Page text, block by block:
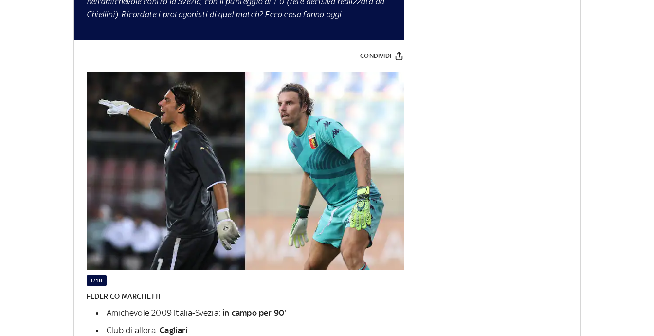
Chiellini). Ricordate i protagonisti di quel match? Ecco cosa fanno oggi
CONDIVIDI
1/18
FEDERICO MARCHETTI
Amichevole 2009 Italia-Svezia: in campo per 90'
Club di allora:Cagliari